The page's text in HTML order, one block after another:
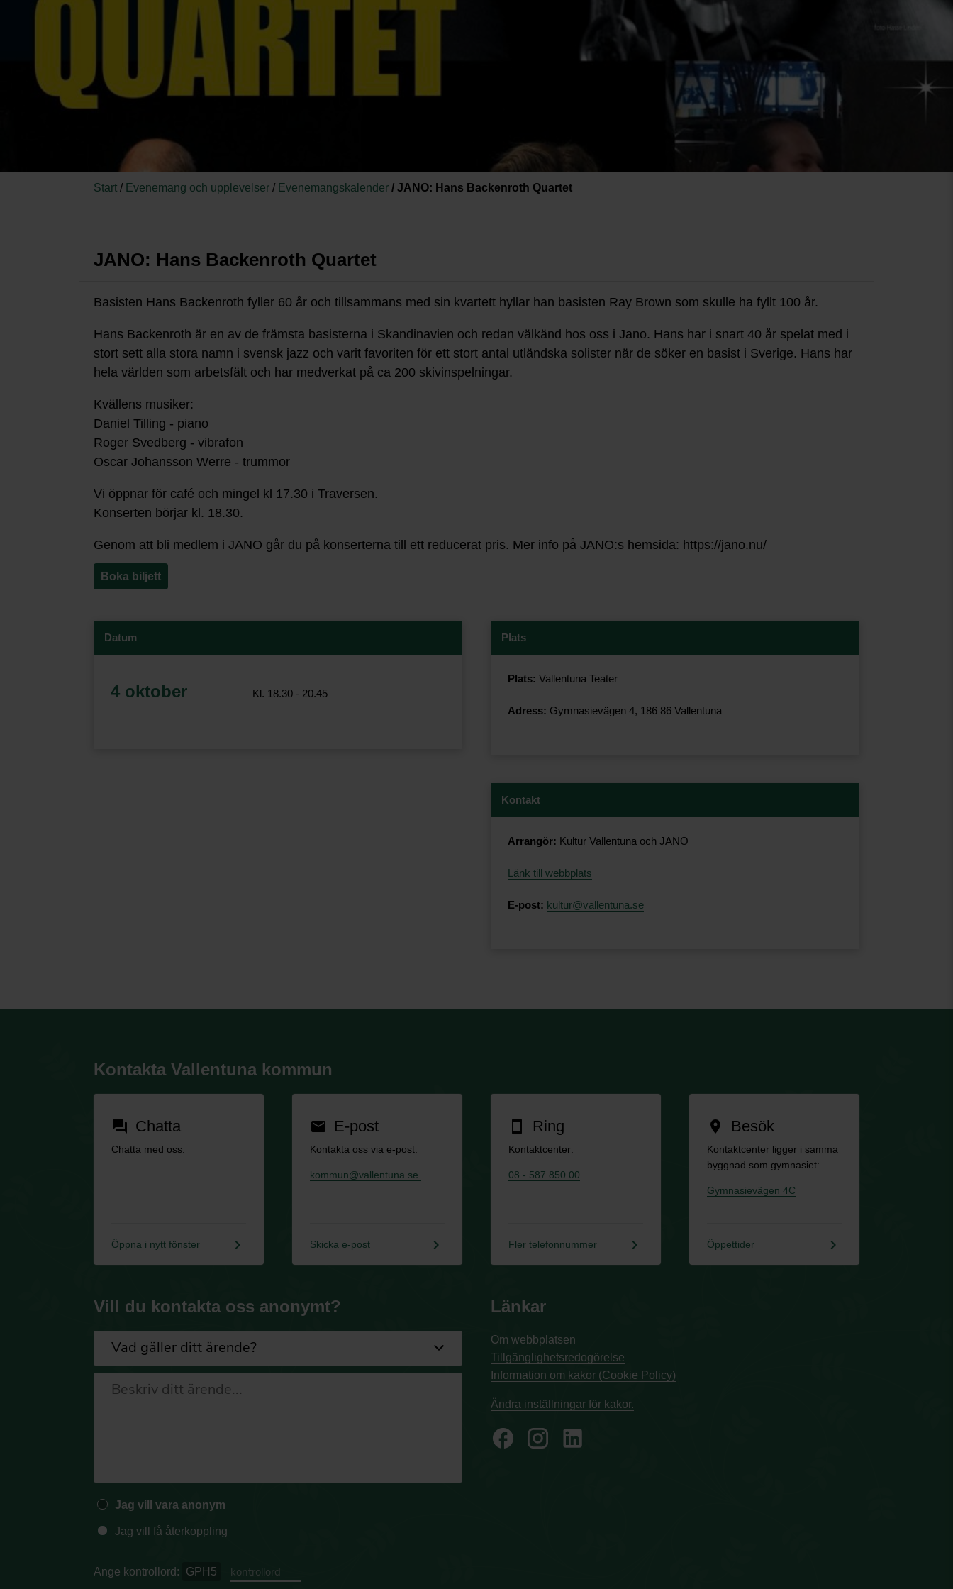
Start / Evenemang och upplevelser / Evenemangskalender / JANO: Hans Backenroth Quartet
JANO: Hans Backenroth Quartet
Basisten Hans Backenroth fyller 60 år och tillsammans med sin kvartett hyllar han basisten Ray Brown som skulle ha fyllt 100 år.
Hans Backenroth är en av de främsta basisterna i Skandinavien och redan välkänd hos oss i Jano. Hans har i snart 40 år spelat med i
stort sett alla stora namn i svensk jazz och varit favoriten för ett stort antal utländska solister när de söker en basist i Sverige. Hans har
hela världen som arbetsfält och har medverkat på ca 200 skivinspelningar.
Kvällens musiker:
Daniel Tilling - piano
Roger Svedberg - vibrafon
Oscar Johansson Werre - trummor
Vi öppnar för café och mingel kl 17.30 i Traversen.
Konserten börjar kl. 18.30.
Genom att bli medlem i JANO går du på konserterna till ett reducerat pris. Mer info på JANO:s hemsida: https://jano.nu/
Boka biljett
Datum
4 oktober Kl. 18.30 - 20.45
Plats
Plats: Vallentuna Teater
Adress: Gymnasievägen 4, 186 86 Vallentuna
Kontakt
Arrangör: Kultur Vallentuna och JANO
Länk till webbplats
E-post: kultur@vallentuna.se
Kontakta Vallentuna kommun
forum Chatta
Chatta med oss.
Öppna i nytt fönster keyboard_arrow_right
email E-post
Kontakta oss via e-post.
kommun@vallentuna.se
Skicka e-post keyboard_arrow_right
smartphone Ring
Kontaktcenter:
08 - 587 850 00
Fler telefonnummer keyboard_arrow_right
location_on Besök
Kontaktcenter ligger i samma
byggnad som gymnasiet:
Gymnasievägen 4C
Öppettider keyboard_arrow_right
Vill du kontakta oss anonymt?
Jag vill vara anonym
Jag vill få återkoppling
Ange kontrollord: GPH5
Länkar
Om webbplatsen
Tillgänglighetsredogörelse
Information om kakor (Cookie Policy)
Ändra inställningar för kakor.
facebook